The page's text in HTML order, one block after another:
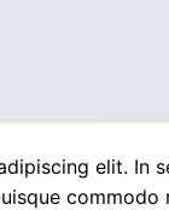
elit. In